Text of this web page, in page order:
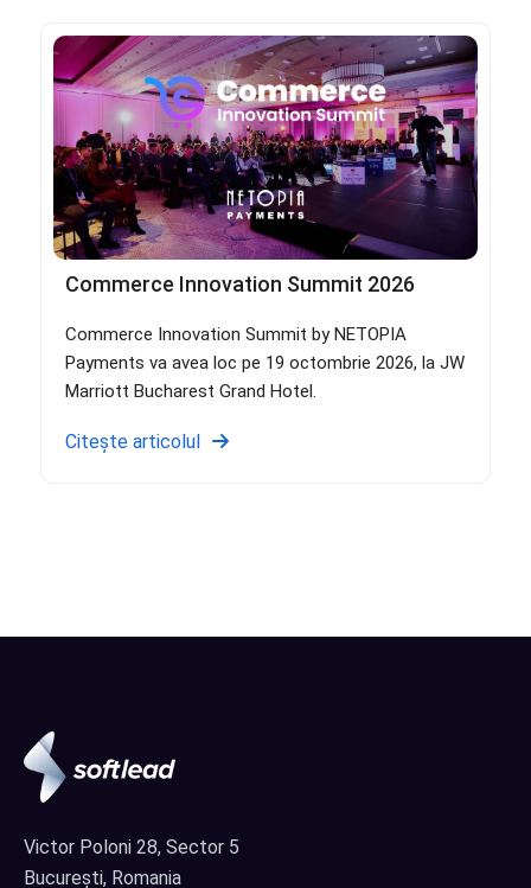
Commerce Innovation Summit 2026
Commerce Innovation Summit by NETOPIA
Payments va avea loc pe 19 octombrie 2026, la JW
Marriott Bucharest Grand Hotel.
Citește articolul
Victor Poloni 28, Sector 5
București, Romania